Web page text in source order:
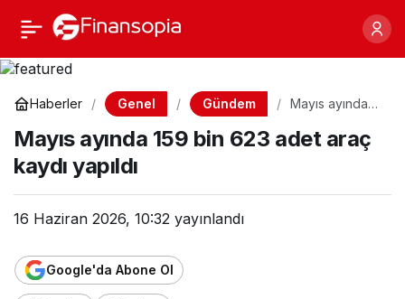
Haberler Genel Gündem
Mayıs ayında
adet araç
kaydı yapıldı
Mayıs ayında 159 bin 623 adet araç
kaydı yapıldı
16 Haziran 2026, 10:32 yayınlandı
Google'da Abone Ol
Mayıs ayında 159 bin
623 adet araç kaydı
Paylaş